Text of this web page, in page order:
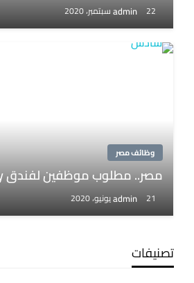
admin 22 سبتمبر، 2020
وظائف مصر
مصر.. مطلوب موظفين لفندق Royal Day
admin 21 يونيو، 2020
تصنيفات